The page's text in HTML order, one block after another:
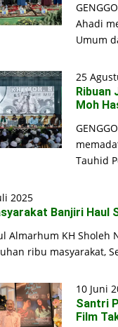
Ahadi
Umum
25
Ribuan
Moh
Tauhid
2025
Banjiri Haul
Almarhum KH Sholeh
ribu masyarakat,
10 Juni
Santri
Film